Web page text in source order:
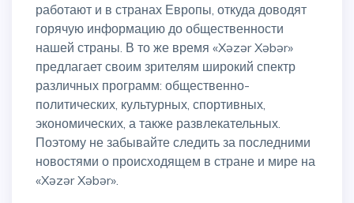
работают и в странах Европы, откуда доводят
горячую информацию до общественности
нашей страны. В то же время «Xəzər Xəbər»
предлагает своим зрителям широкий спектр
различных программ: общественно-
политических, культурных, спортивных,
экономических, а также развлекательных.
Поэтому не забывайте следить за последними
новостями о происходящем в стране и мире на
«Xəzər Xəbər».